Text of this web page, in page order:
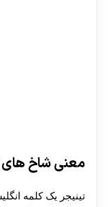
معنی شاخ های
تینیجر یک کلمه